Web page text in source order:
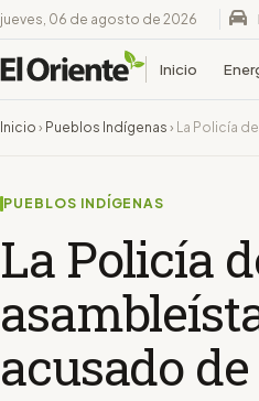
jueves, 06 de agosto de 2026
Inicio
Inicio › Pueblos Indígenas › La Policía
PUEBLOS INDÍGENAS
La Policía
acusado